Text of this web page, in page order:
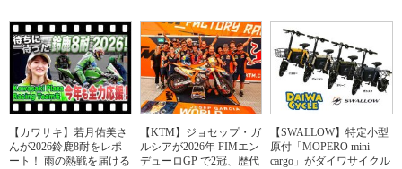
【カワサキ】若月佑美さ
んが2026鈴鹿8耐をレポ
ート！ 雨の熱戦を届ける
【KTM】ジョセップ・ガ
ルシアが2026年 FIMエン
デューロGP で2冠、歴代
【SWALLOW】特定小型
原付「MOPERO mini
cargo」がダイワサイクル